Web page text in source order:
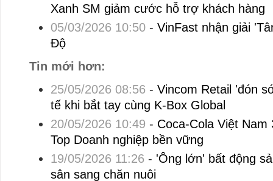
Xanh SM giảm cước hỗ trợ khách hàng
05/03/2026 10:50- VinFast nhận giải
Độ
Tin mới hơn:
25/05/2026 08:56 - Vincom Retail 'đón
tế khi bắt tay cùng K-Box Global
20/05/2026 10:49 - Coca-Cola Việt Nam
Top Doanh nghiệp bền vững
19/05/2026 11:26 - 'Ông lớn' bất động
sân sang chăn nuôi